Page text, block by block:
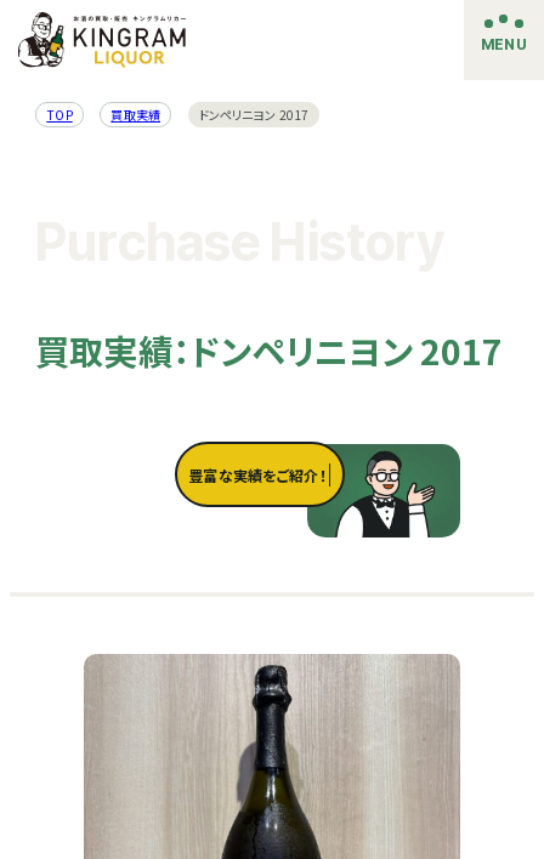
MENU
TOP 買取実績 ドンペリニヨン 2017
買取実績：ドンペリニヨン 2017
豊富な実績をご紹介！